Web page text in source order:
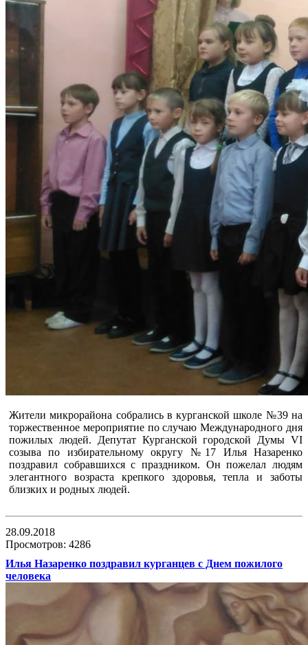
Жители микрорайона собрались в курганской школе №39 на
торжественное мероприятие по случаю Международного дня
пожилых людей. Депутат Курганской городской Думы VI
созыва по избирательному округу №17 Илья Назаренко
поздравил собравшихся с праздником. Он пожелал людям
элегантного возраста крепкого здоровья, тепла и заботы
близких и родных людей.
28.09.2018
Просмотров: 4286
Илья Назаренко поздравил курганцев с Днем пожилого
человека